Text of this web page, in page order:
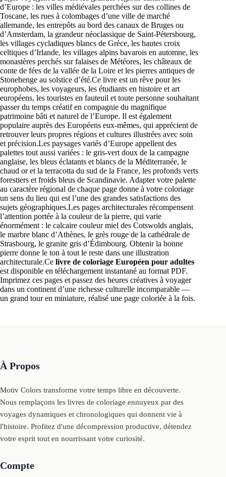
d’Europe : les villes médiévales perchées sur des collines de
Toscane, les rues à colombages d’une ville de marché
allemande, les entrepôts au bord des canaux de Bruges ou
d’Amsterdam, la grandeur néoclassique de Saint-Pétersbourg,
les villages cycladiques blancs de Grèce, les hautes croix
celtiques d’Irlande, les villages alpins bavarois en automne, les
monastères perchés sur falaises de Météores, les châteaux de
conte de fées de la vallée de la Loire et les pierres antiques de
Stonehenge au solstice d’été.Ce livre est un rêve pour les
europhobes, les voyageurs, les étudiants en histoire et art
européens, les touristes en fauteuil et toute personne souhaitant
passer du temps créatif en compagnie du magnifique
patrimoine bâti et naturel de l’Europe. Il est également
populaire auprès des Européens eux-mêmes, qui apprécient de
retrouver leurs propres régions et cultures illustrées avec soin
et précision.Les paysages variés d’Europe appellent des
palettes tout aussi variées : le gris-vert doux de la campagne
anglaise, les bleus éclatants et blancs de la Méditerranée, le
chaud or et la terracotta du sud de la France, les profonds verts
forestiers et froids bleus de Scandinavie. Adapter votre palette
au caractère régional de chaque page donne à votre coloriage
un sens du lieu qui est l’une des grandes satisfactions des
sujets géographiques.Les pages architecturales récompensent
l’attention portée à la couleur de la pierre, qui varie
énormément : le calcaire couleur miel des Cotswolds anglais,
le marbre blanc d’Athènes, le grès rouge de la cathédrale de
Strasbourg, le granite gris d’Édimbourg. Obtenir la bonne
pierre donne le ton à tout le reste dans une illustration
architecturale.Ce livre de coloriage Européen pour adultes
est disponible en téléchargement instantané au format PDF.
Imprimez ces pages et passez des heures créatives à voyager
dans un continent d’une richesse culturelle incomparable —
un grand tour en miniature, réalisé une page coloriée à la fois.
À Propos
Motiv Colors transforme votre temps libre en découverte.
Nous remplaçons les livres de coloriage ennuyeux par des
voyages dynamiques et chronologiques qui donnent vie à
l'histoire. Profitez d'une décompression productive, détendez
votre esprit tout en nourrissant votre curiosité.
Compte